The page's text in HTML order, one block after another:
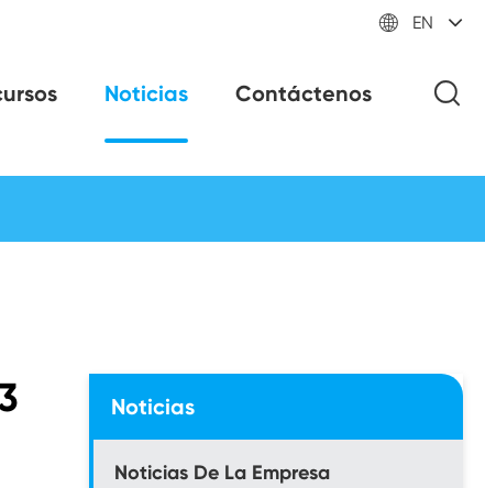
 EN
Noticias Contáctenos
Noticias
Noticias De La Empresa